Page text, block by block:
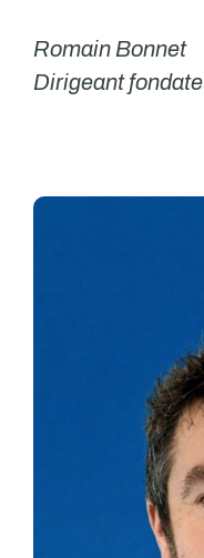
Romain Bonnet
Dirigeant